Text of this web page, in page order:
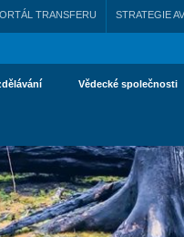
TRANSFERU STRATEGIE
Vědecké společnosti